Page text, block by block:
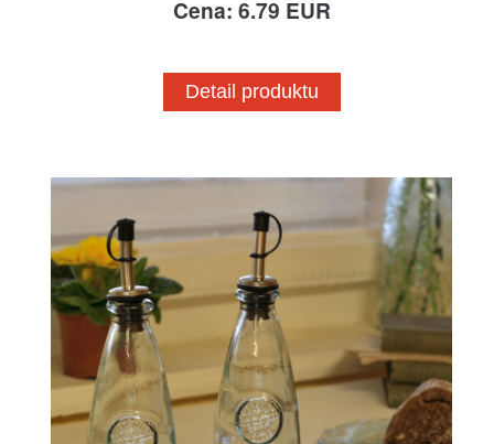
Cena: 6.79 EUR
Detail produktu